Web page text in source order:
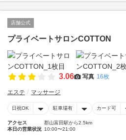
店舗公式
プライベートサロンCOTTON
3.06 写真 16枚
エステ マッサージ
日祝OK 駐車場有 カード可
アクセス
郡山富田駅から2.5km
本日の営業状況 10:00〜21:00